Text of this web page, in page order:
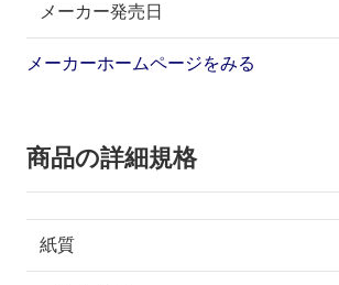
メーカー発売日
メーカーホームページをみる
商品の詳細規格
紙質